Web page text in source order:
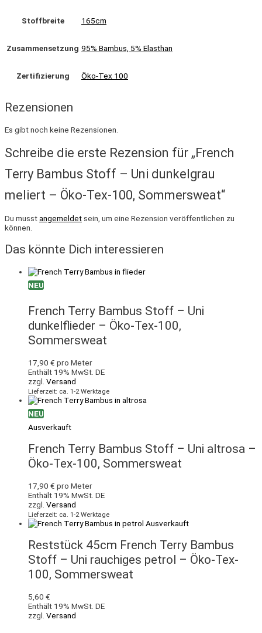
Stoffbreite 165cm
Zusammensetzung 95% Bambus, 5% Elasthan
Zertifizierung Öko-Tex 100
Rezensionen
Es gibt noch keine Rezensionen.
Schreibe die erste Rezension für „French
Terry Bambus Stoff – Uni dunkelgrau
meliert – Öko-Tex-100, Sommersweat“
Du musstangemeldet sein, um eine Rezension veröffentlichen zu
können.
Das könnte Dich interessieren
NEU
French Terry Bambus Stoff – Uni
dunkelflieder – Öko-Tex-100,
Sommersweat
17,90 € pro Meter
Enthält 19% MwSt. DE
zzgl. Versand
Lieferzeit: ca. 1-2 Werktage
NEU
Ausverkauft
French Terry Bambus Stoff – Uni altrosa –
Öko-Tex-100, Sommersweat
17,90 € pro Meter
Enthält 19% MwSt. DE
zzgl. Versand
Lieferzeit: ca. 1-2 Werktage
Ausverkauft
Reststück 45cm French Terry Bambus
Stoff – Uni rauchiges petrol – Öko-Tex-
100, Sommersweat
5,60 €
Enthält 19% MwSt. DE
zzgl. Versand